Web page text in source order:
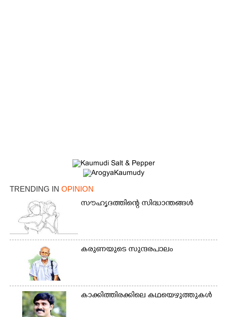
TRENDING IN OPINION
സൗഹൃദത്തിന്റെ സിദ്ധാന്തങ്ങൾ
കരുണയുടെ സുന്ദരപാലം
കാക്കിത്തിരക്കിലെ കഥയെഴുത്തുകൾ